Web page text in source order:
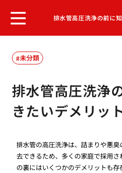
排水管高圧洗浄の前に
未分類
排水管高圧洗浄
きたいデメリッ
排水管の高圧洗浄は、詰まりや悪
去できるため、多くの家庭で採用
の裏にはいくつかのデメリットも